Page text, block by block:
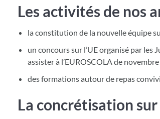
Les activités de nos
la constitution de la nouvelle équipe
un concours sur l’UE organisé par
assister à l’EUROSCOLA de novembre
des formations autour de repas
La concrétisation